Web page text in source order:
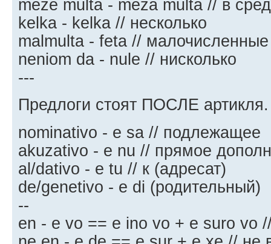
meze multa - meza multa // в
kelka - kelka // несколько
malmulta - feta // малочисленные
neniom da - nule // нисколько
---
Предлоги стоят ПОСЛЕ
nominativo - e sa // подлежащее
akuzativo - e nu // прямое
al/dativo - e tu // к (адресат)
de/genetivo - e di (родительный)
--
en - e vo == e ino vo + e suro vo